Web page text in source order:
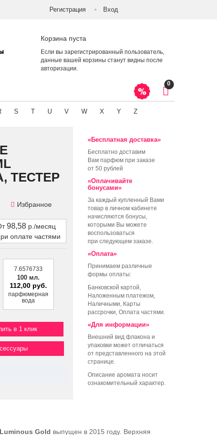
Регистрация Вход
Корзина пуста
Если вы зарегистрированный пользователь,
данные вашей корзины станут видны после
авторизации
0
S T U V W X Y Z
ТЕСТЕР
Избранное
98,58 р./месяц
оплате частями
7.6576733
100 мл.
112,00 руб.
парфюмерная
вода
в 1 клик
«Бесплатная доставка»
Бесплатно доставим
Вам парфюм при заказе
от 50 рублей
«Оплачивайте
бонусами»
За каждый купленный Вами
товар в личном кабинете
начисляются бонусы,
которыми Вы можете
воспользоваться
при следующем заказе.
«Оплата»
Принимаем различные
формы оплаты:
Банковской картой,
Наложенным платежом,
Наличными, Карты
рассрочки, Оплата частями.
«Для информации»
Внешний вид флакона и
упаковки может отличаться
от представленного на этой
странице.
Описание аромата носит
ознакомительный характер.
Gold выпущен в 2015 году. Верхняя